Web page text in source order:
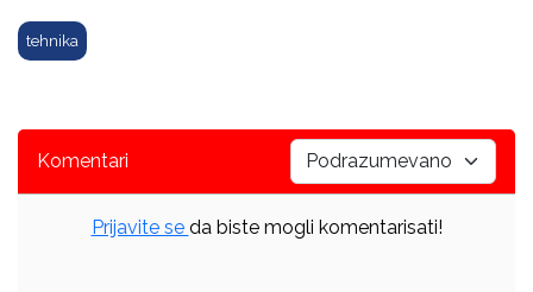
tehnika
Komentari
Prijavite se da biste mogli komentarisati!